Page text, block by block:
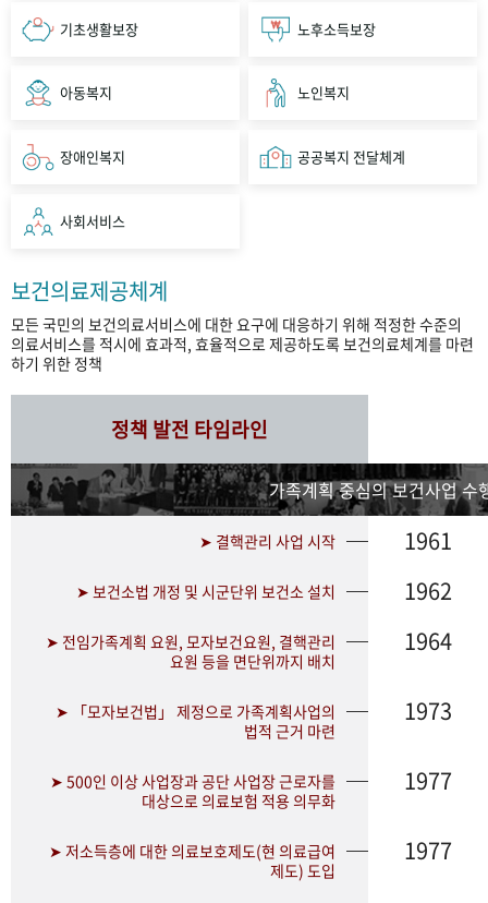
기초생활보장 노후소득보장
아동복지 노인복지
장애인복지 공공복지 전달체계
사회서비스
보건의료제공체계
모든 국민의 보건의료서비스에 대한 요구에 대응하기 위해 적정한 수준의
의료서비스를 적시에 효과적, 효율적으로 제공하도록 보건의료체계를 마련
하기 위한 정책
정책 발전 타임라인
가족계획 중심의 보건사업 수
➤ 결핵관리 사업 시작 1961
➤ 보건소법 개정 및 시군단위 보건소 설치 1962
➤ 전임가족계획 요원, 모자보건요원, 결핵관리
요원 등을 면단위까지 배치
1964
➤ 「모자보건법」 제정으로 가족계획사업의
법적 근거 마련
1973
➤ 500인 이상 사업장과 공단 사업장 근로자를
대상으로 의료보험 적용 의무화
1977
➤ 저소득층에 대한 의료보호제도(현 의료급여
제도) 도입
1977